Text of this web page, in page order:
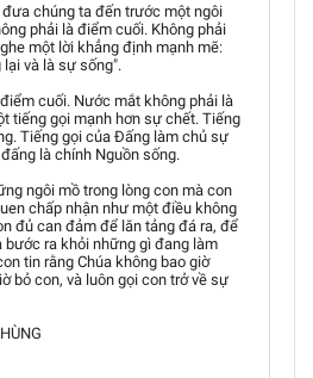
đưa chúng ta đến trước một ngôi
phải là điểm cuối. Không phải
một lời khẳng định mạnh mẽ:
và là sự sống".
cuối. Nước mắt không phải là
tiếng gọi mạnh hơn sự chết. Tiếng
Tiếng gọi của Đấng làm chủ sự
là chính Nguồn sống.
ngôi mồ trong lòng con mà con
chấp nhận như một điều không
đủ can đảm để lăn tảng đá ra, để
bước ra khỏi những gì đang làm
tin rằng Chúa không bao giờ
bỏ con, và luôn gọi con trở về sự